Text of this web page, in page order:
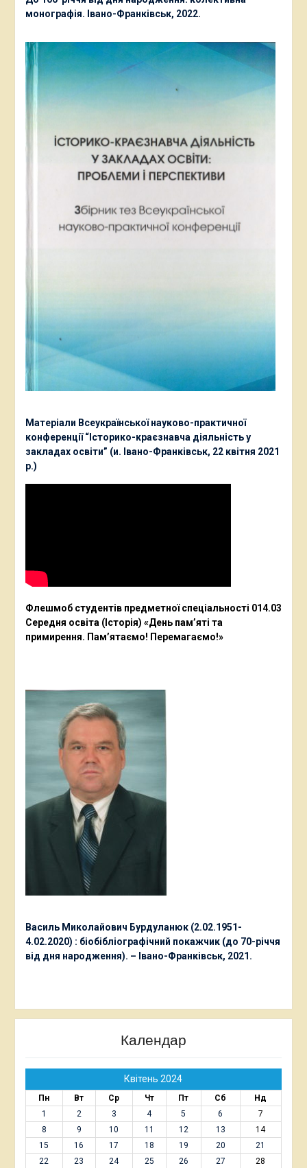
монографія. Івано-Франківськ, 2022.
Матеріали Всеукраїнської науково-практичної
конференції “Історико-краєзнавча діяльність у
закладах освіти” (и. Івано-Франківськ, 22 квітня 2021
р.)
Флешмоб студентів предметної спеціальності 014.03
Середня освіта (Історія) «День пам’яті та
примирення. Пам’ятаємо! Перемагаємо!»
Василь Миколайович Бурдуланюк (2.02.1951-
4.02.2020) : біобібліографічний покажчик (до 70-річчя
від дня народження). – Івано-Франківськ, 2021.
Календар
Квітень 2024
Пн Вт Ср Чт Пт Сб
Нд
1
2 3 4 5 6
7
8
9 10 11 12 13
14
15
16 17 18 19 20
21
22
23 24 25 26 27
28